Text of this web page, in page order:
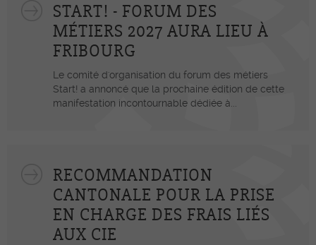
START! - FORUM DES
MÉTIERS 2027 AURA LIEU À
FRIBOURG
Le comité d'organisation du forum des métiers
Start! a annoncé que la prochaine édition de cette
manifestation incontournable dédiée à...
RECOMMANDATION
CANTONALE POUR LA PRISE
EN CHARGE DES FRAIS LIÉS
AUX CIE